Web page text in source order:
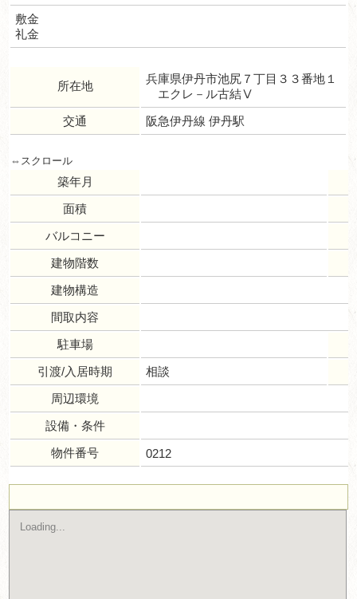
敷金
礼金
所在地
兵庫県伊丹市池尻７丁目３３番地１
エクレ－ル古結Ⅴ
交通
阪急伊丹線 伊丹駅
築年月
面積
バルコニー
建物階数
建物構造
間取内容
駐車場
引渡/入居時期
相談
周辺環境
設備・条件
物件番号
0212
Loading...